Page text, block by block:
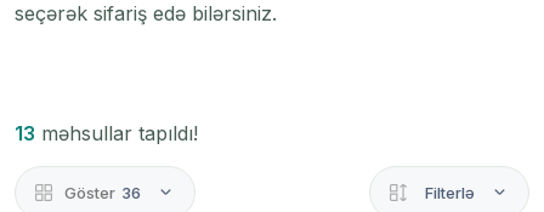
seçərək sifariş edə bilərsiniz.
13 məhsullar tapıldı!
Göster 36 Filterlə